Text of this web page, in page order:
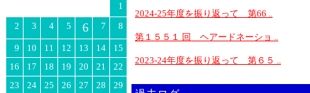
1
2
3 4 5 6 7 8
9 10 11 12 13 14
15
16
17 18 19 20 21
22
23
24 25 26 27 28
29
2024-25年度を振り返って 第66 ..
第１５５１ 回 ヘアードネーショ ..
2023-24年度を振り返って 第６５ ..